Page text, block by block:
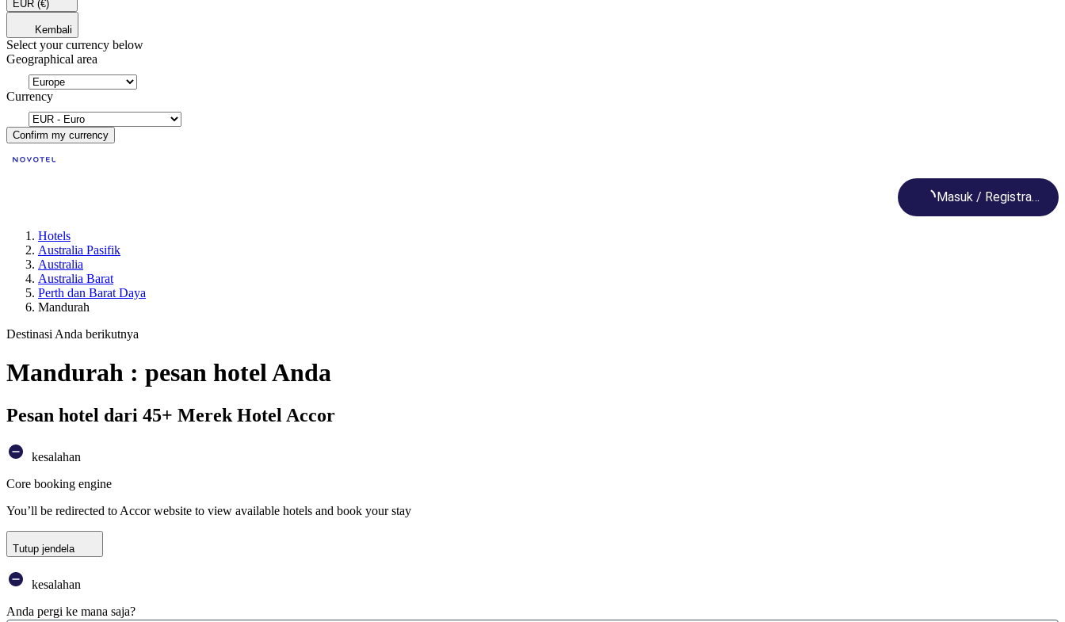
EUR (€)
Kembali
Select your currency below
Geographical area
Currency
Confirm my currency
Loading...
Masuk / Registrasi
Hotels
Australia Pasifik
Australia
Australia Barat
Perth dan Barat Daya
Mandurah
Destinasi Anda berikutnya
Mandurah : pesan hotel Anda
Pesan hotel dari 45+ Merek Hotel Accor
kesalahan
Core booking engine
You’ll be redirected to Accor website to view available hotels and book your stay
Tutup jendela
kesalahan
Anda pergi ke mana saja?